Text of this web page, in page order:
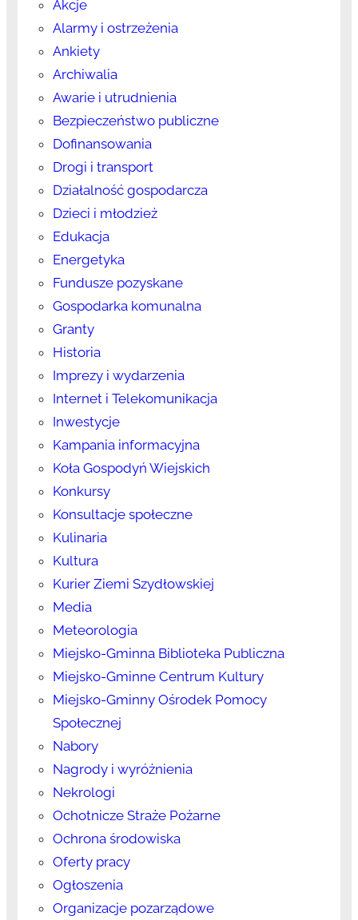
Akcje
Alarmy i ostrzeżenia
Ankiety
Archiwalia
Awarie i utrudnienia
Bezpieczeństwo publiczne
Dofinansowania
Drogi i transport
Działalność gospodarcza
Dzieci i młodzież
Edukacja
Energetyka
Fundusze pozyskane
Gospodarka komunalna
Granty
Historia
Imprezy i wydarzenia
Internet i Telekomunikacja
Inwestycje
Kampania informacyjna
Koła Gospodyń Wiejskich
Konkursy
Konsultacje społeczne
Kulinaria
Kultura
Kurier Ziemi Szydłowskiej
Media
Meteorologia
Miejsko-Gminna Biblioteka Publiczna
Miejsko-Gminne Centrum Kultury
Miejsko-Gminny Ośrodek Pomocy
Społecznej
Nabory
Nagrody i wyróżnienia
Nekrologi
Ochotnicze Straże Pożarne
Ochrona środowiska
Oferty pracy
Ogłoszenia
Organizacje pozarządowe